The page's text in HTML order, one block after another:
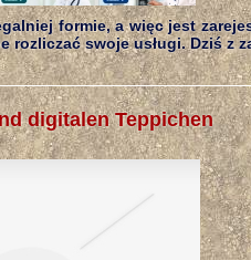
formie, a więc jest
rozliczać swoje usługi. Dziś z
digitalen Teppichen